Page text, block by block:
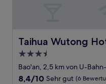
Taihua Wutong
Taihua Wutong Hotel
3.5-
Sterne-
Unterkunft
Bao'an, 2,5 km von U-
8.4
8,4/10 Sehr gut (6